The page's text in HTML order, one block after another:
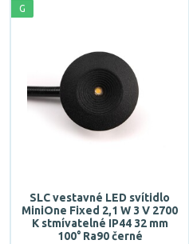
G
SLC vestavné LED svítidlo
MiniOne Fixed 2,1 W 3 V 2700
K stmívatelné IP44 32 mm
100° Ra90 černé